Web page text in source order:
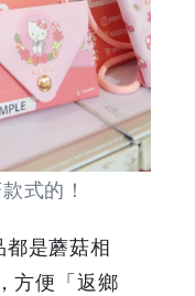
式的！
是蘑菇相
方便「返鄉